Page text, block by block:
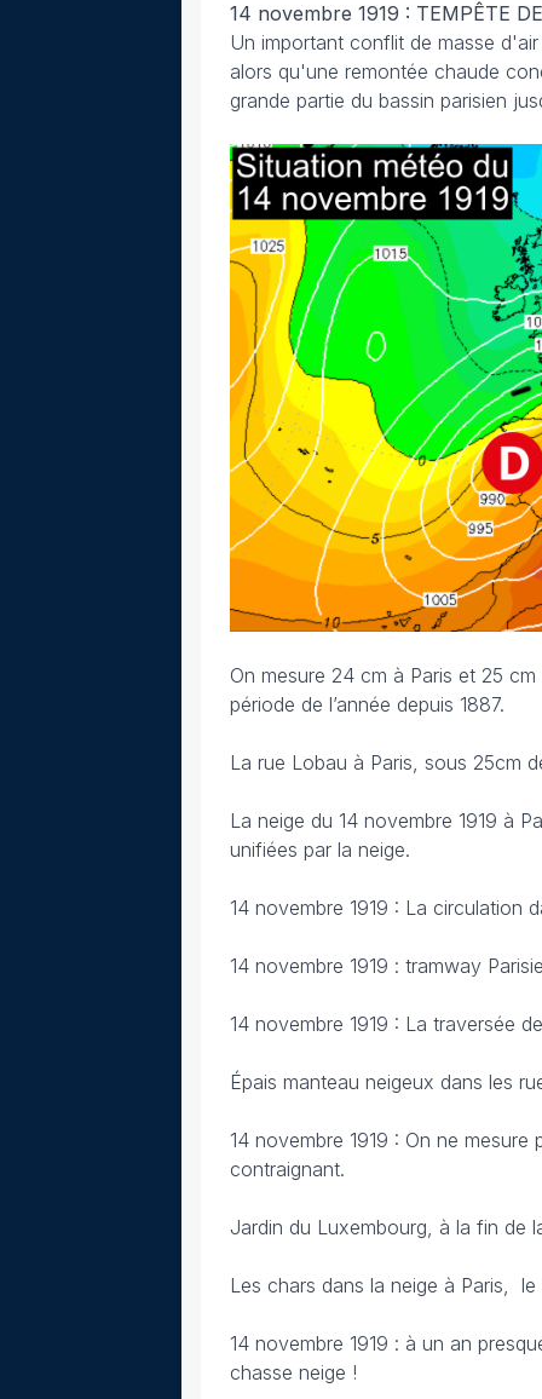
14 novembre 1919 : TEMPÊTE
Un important conflit de masse
alors qu'une remontée chaude
grande partie du bassin parisien
On mesure 24 cm à Paris et 25
période de l’année depuis 1887.
La rue Lobau à Paris, sous 25cm
La neige du 14 novembre 1919 à
unifiées par la neige.
14 novembre 1919 : La circulation
14 novembre 1919 : tramway
14 novembre 1919 : La traversée
Épais manteau neigeux dans les
14 novembre 1919 : On ne
contraignant.
Jardin du Luxembourg, à la fin de
Les chars dans la neige à Paris, le
14 novembre 1919 : à un an
chasse neige !